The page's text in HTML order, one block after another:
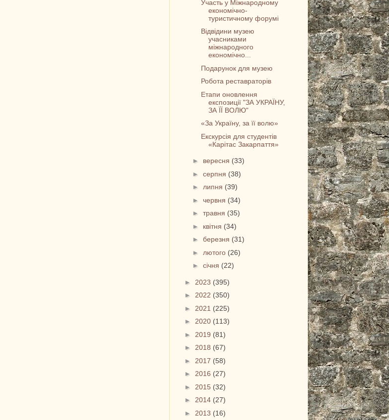
Участь у Міжнародному
економічно-
туристичному форумі
Відвідини музею
учасниками
міжнародного
економічно...
Подарунок для музею
Робота реставраторів
Етапи оновлення
експозиції "ЗА УКРАЇНУ,
ЗА ЇЇ ВОЛЮ"
«За Україну, за її волю»
Екскурсія для студентів
«Карітас Закарпаття»
► вересня (33)
►серпня (38)
►липня (39)
►червня (34)
►травня (35)
► квітня (34)
►березня (31)
► лютого (26)
►січня (22)
► 2023 (395)
► 2022 (350)
► 2021 (225)
► 2020 (113)
► 2019 (81)
► 2018 (67)
► 2017 (58)
► 2016 (27)
► 2015 (32)
► 2014 (27)
► 2013 (16)